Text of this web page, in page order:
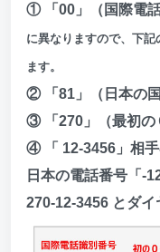
① 「00」（国際電
に異なりますので、下
ます。
② 「81」（日本の国
③ 「270」（最初の
④ 「 12-3456」相手
日本の電話番号「-
270-12-3456 とダイ